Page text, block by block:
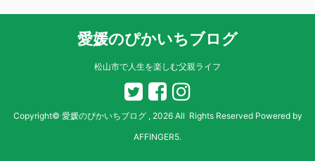
愛媛のぴかいちブログ
松山市で人生を楽しむ父親ライフ
Copyright© 愛媛のぴかいちブログ , 2026 All Rights Reserved Powered by
AFFINGER5.